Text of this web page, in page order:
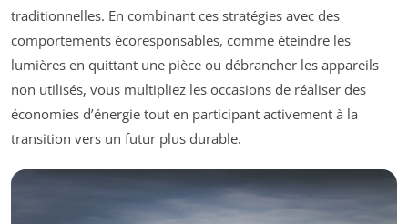
traditionnelles. En combinant ces stratégies avec des
comportements écoresponsables, comme éteindre les
lumières en quittant une pièce ou débrancher les appareils
non utilisés, vous multipliez les occasions de réaliser des
économies d’énergie tout en participant activement à la
transition vers un futur plus durable.